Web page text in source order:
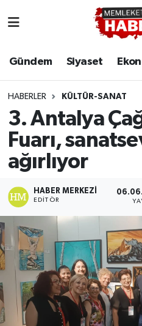
Gündem Siyaset
HABERLER KÜLTÜR-SANAT
3. Antalya
Fuarı,
ağırlıyor
HABER MERKEZI
EDITÖR